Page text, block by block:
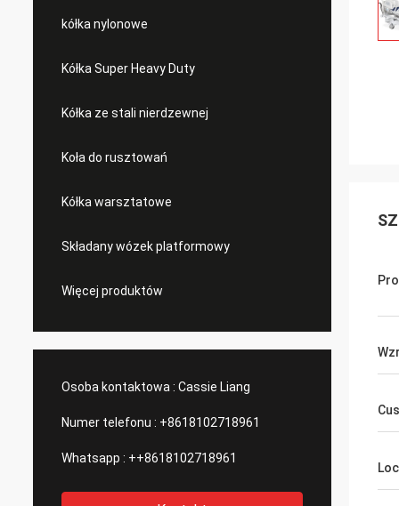
kółka nylonowe
Kółka Super Heavy Duty
Kółka ze stali nierdzewnej
Koła do rusztowań
Kółka warsztatowe
Składany wózek platformowy
Więcej produktów
Osoba kontaktowa : Cassie Liang
Numer telefonu : +8618102718961
Whatsapp : ++8618102718961